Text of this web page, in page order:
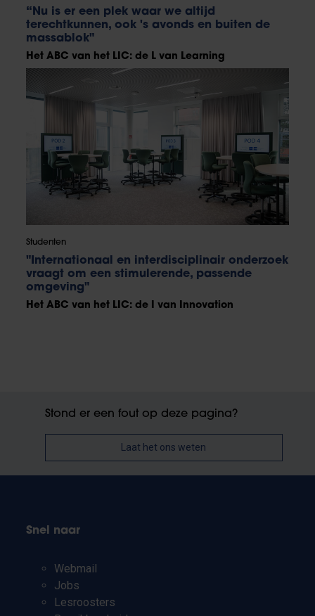
“Nu is er een plek waar we altijd
terechtkunnen, ook 's avonds en buiten de
massablok"
Het ABC van het LIC: de L van Learning
Studenten
"Internationaal en interdisciplinair onderzoek
vraagt om een stimulerende, passende
omgeving"
Het ABC van het LIC: de I van Innovation
Stond er een fout op deze pagina?
Laat het ons weten
Snel naar
Webmail
Jobs
Lesroosters